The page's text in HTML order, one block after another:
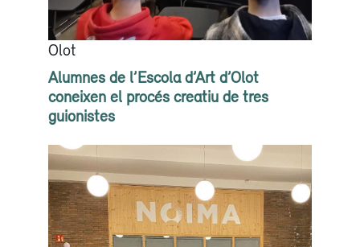
Olot
Alumnes de l’Escola d’Art d’Olot
coneixen el procés creatiu de tres
guionistes